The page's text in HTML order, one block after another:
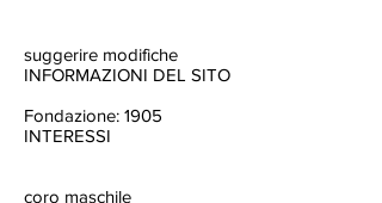
suggerire modifiche
INFORMAZIONI DEL SITO
Fondazione: 1905
INTERESSI
coro maschile